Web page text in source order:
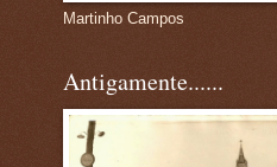
Martinho Campos
Antigamente......